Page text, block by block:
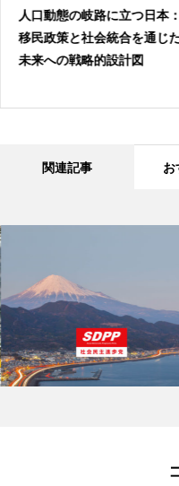
人口動態の岐路に立つ日本：
移民政策と社会統合を通じ
未来への戦略的設計図
関連記事 お